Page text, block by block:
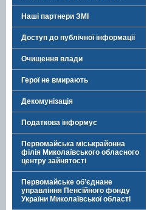
Наші партнери ЗМІ
Доступ до публічної інформації
Очищення влади
Герої не вмирають
Декомунізація
Податкова інформує
Первомайська міськрайонна
філія Миколаївського обласного
центру зайнятості
Первомайське об’єднане
управління Пенсійного фонду
України Миколаївської області